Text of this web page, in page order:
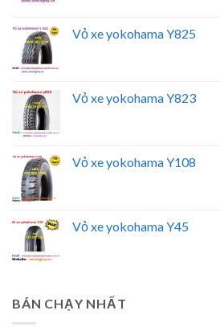
Vỏ xe yokohama Y825
Vỏ xe yokohama Y823
Vỏ xe yokohama Y108
Vỏ xe yokohama Y45
BÁN CHẠY NHẤT